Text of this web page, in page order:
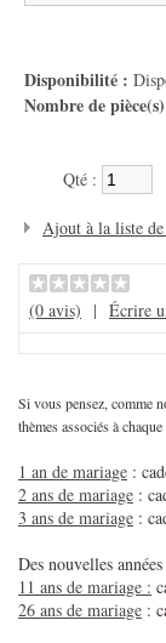
Disponibilité :
Nombre de
Qté :
Ajout à la liste de
(0 avis) | Écrire
Si vous pensez, comme
thèmes associés à
1 an de mariage :
2 ans de mariage :
3 ans de mariage :
Des nouvelles
11 ans de mariage :
26 ans de mariage :